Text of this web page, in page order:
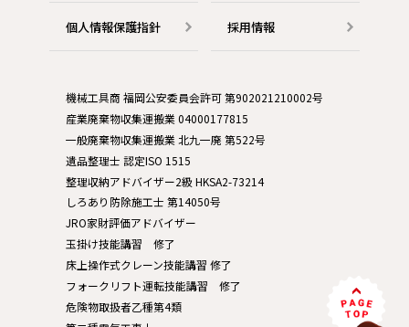
個人情報保護指針 採用情報
機械工具商 福岡公安委員会許可 第902021210002号
産業廃棄物収集運搬業 04000177815
一般廃棄物収集運搬業 北九一廃 第522号
遺品整理士 認定ISO 1515
整理収納アドバイザー2級 HKSA2-73214
しろあり防除施工士 第14050号
JRO家財評価アドバイザー
玉掛け技能講習 修了
床上操作式クレーン技能講習 修了
フォークリフト運転技能講習 修了
危険物取扱者乙種第4類